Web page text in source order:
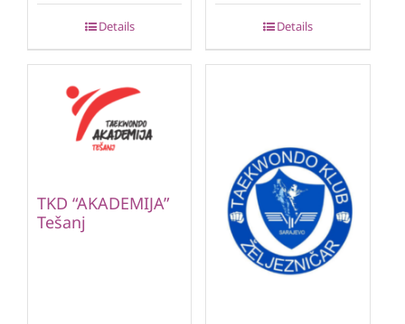
Details Details
TKD “AKADEMIJA”
Tešanj